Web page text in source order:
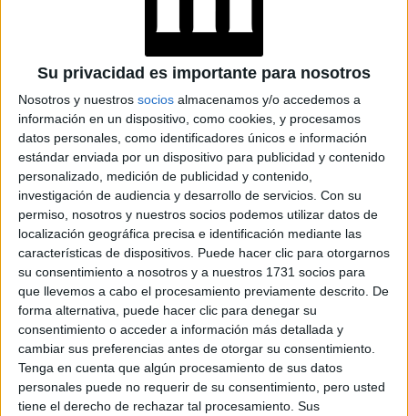
Su privacidad es importante para nosotros
Nosotros y nuestros socios almacenamos y/o accedemos a
información en un dispositivo, como cookies, y procesamos
datos personales, como identificadores únicos e información
estándar enviada por un dispositivo para publicidad y contenido
personalizado, medición de publicidad y contenido,
investigación de audiencia y desarrollo de servicios. Con su
permiso, nosotros y nuestros socios podemos utilizar datos de
localización geográfica precisa e identificación mediante las
características de dispositivos. Puede hacer clic para otorgarnos
su consentimiento a nosotros y a nuestros 1731 socios para
que llevemos a cabo el procesamiento previamente descrito. De
forma alternativa, puede hacer clic para denegar su
consentimiento o acceder a información más detallada y
cambiar sus preferencias antes de otorgar su consentimiento.
Tenga en cuenta que algún procesamiento de sus datos
personales puede no requerir de su consentimiento, pero usted
tiene el derecho de rechazar tal procesamiento. Sus
información privilegiada gracias a las mouches.
La moda de los lunares postizos fue disminuyendo, pero
quedó muy marcada a finales del siglo XVIII en
trabajadoras sexuales y damas de compañía. Más
adelante artistas de Hollywood como Marilyn Monroe,
Madonna, Roger Moore y Cindy Crawford, revivieron la
sensualidad del lunar, algunos resaltando sus marcas de
nacimiento y otros creando su sello personal.
GALERÍA DE IMÁGENES